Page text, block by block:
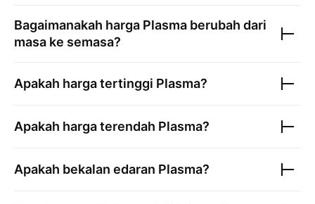
Bagaimanakah harga Plasma berubah dari
masa ke semasa?
Apakah harga tertinggi Plasma?
Apakah harga terendah Plasma?
Apakah bekalan edaran Plasma?